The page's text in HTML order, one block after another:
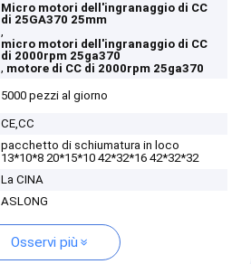
Micro motori dell'ingranaggio di CC
di 25GA370 25mm
,
micro motori dell'ingranaggio di CC
di 2000rpm 25ga370
, motore di CC di 2000rpm 25ga370
5000 pezzi al giorno
CE,CC
pacchetto di schiumatura in loco
13*10*8 20*15*10 42*32*16 42*32*32
La CINA
ASLONG
Osservi più